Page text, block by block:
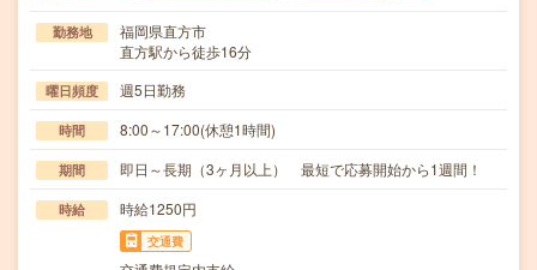
勤務地
福岡県直方市
直方駅から徒歩16分
曜日頻度 週5日勤務
時間 8:00～17:00(休憩1時間)
期間 即日～長期（3ヶ月以上） 最短で応募開始から1週間！
時給 時給1250円
交通費